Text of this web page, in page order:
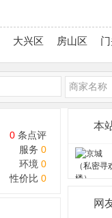
大兴区 房山区
本
网
0 条点评
服务 0
环境 0
性价比 0